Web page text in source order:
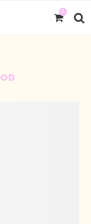
0